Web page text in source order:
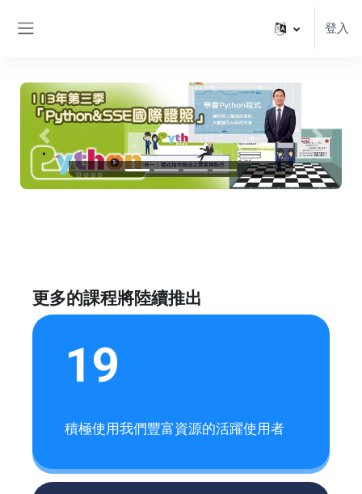
登入
向前 往後
更多的課程將陸續推出
19
積極使用我們豐富資源的活躍使用者